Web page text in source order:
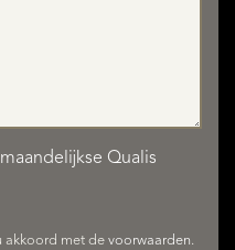
Qualis
akkoord met de voorwaarden.